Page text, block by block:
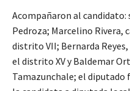
Acompañaron al candidato:
Pedroza; Marcelino Rivera,
distrito VII; Bernarda
el distrito XV y Baldemar
Tamazunchale; el diputado